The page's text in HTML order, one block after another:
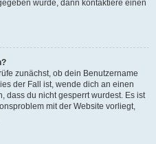
wurde, dann kontaktiere einen
zunächst, ob dein Benutzername
der Fall ist, wende dich an einen
dass du nicht gesperrt wurdest. Es ist
mit der Website vorliegt,